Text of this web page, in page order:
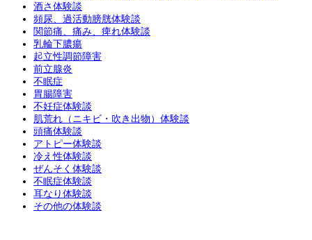
酒さ体験談
頻尿、過活動膀胱体験談
関節痛、痛み、痺れ体験談
乳輪下膿瘍
起立性調節障害
前立腺炎
不眠症
胃腸障害
不妊症体験談
肌荒れ（ニキビ・吹き出物）体験談
頭痛体験談
アトピー体験談
冷え性体験談
ぜんそく体験談
不眠症体験談
耳なり体験談
その他の体験談